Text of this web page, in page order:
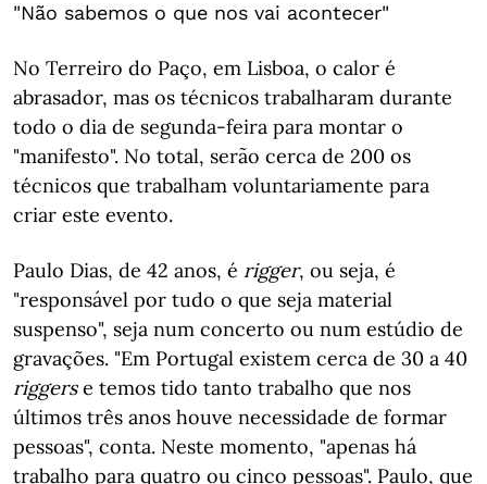
"Não sabemos o que nos vai acontecer"
No Terreiro do Paço, em Lisboa, o calor é
abrasador, mas os técnicos trabalharam durante
todo o dia de segunda-feira para montar o
"manifesto". No total, serão cerca de 200 os
técnicos que trabalham voluntariamente para
criar este evento.
Paulo Dias, de 42 anos, é rigger, ou seja, é
"responsável por tudo o que seja material
suspenso", seja num concerto ou num estúdio de
gravações. "Em Portugal existem cerca de 30 a 40
riggerse temos tido tanto trabalho que nos
últimos três anos houve necessidade de formar
pessoas", conta. Neste momento, "apenas há
trabalho para quatro ou cinco pessoas". Paulo, que